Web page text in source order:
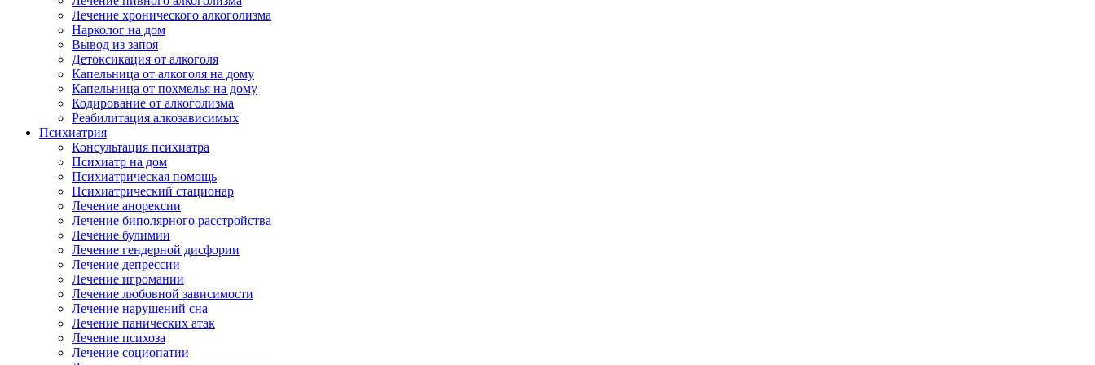
Лечение хронического алкоголизма
Нарколог на дом
Вывод из запоя
Детоксикация от алкоголя
Капельница от алкоголя на дому
Капельница от похмелья на дому
Кодирование от алкоголизма
Реабилитация алкозависимых
Психиатрия
Консультация психиатра
Психиатр на дом
Психиатрическая помощь
Психиатрический стационар
Лечение анорексии
Лечение биполярного расстройства
Лечение булимии
Лечение гендерной дисфории
Лечение депрессии
Лечение игромании
Лечение любовной зависимости
Лечение нарушений сна
Лечение панических атак
Лечение психоза
Лечение социопатии